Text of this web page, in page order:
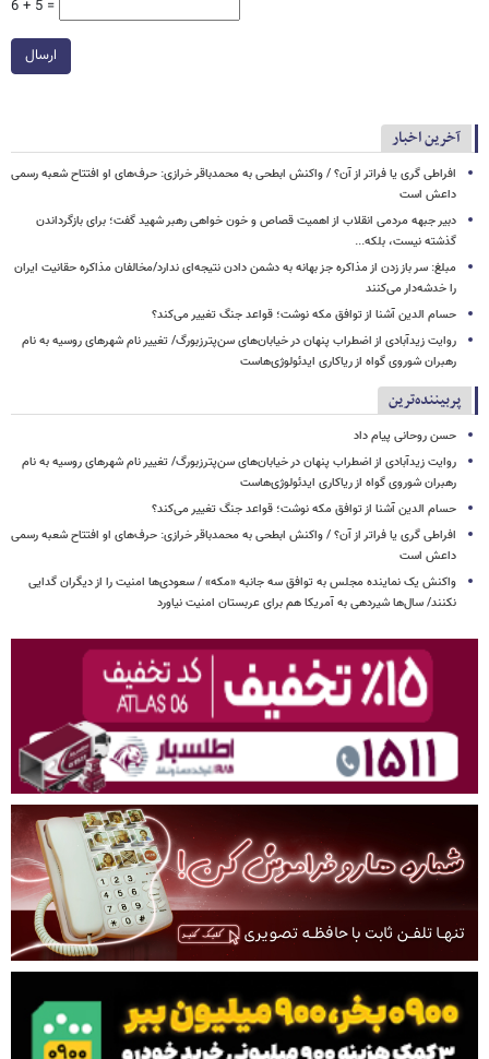
6 + 5 =
ارسال
آخرین اخبار
افراطی گری یا فراتر از آن؟ / واکنش ابطحی به محمدباقر خرازی: حرف‌های او افتتاح شعبه رسمی
داعش است
دبیر جبهه مردمی انقلاب از اهمیت قصاص و خون خواهی رهبر شهید گفت؛ برای بازگرداندن
گذشته نیست، بلکه...
مبلغ: سر باز زدن از مذاکره‌ جز بهانه به دشمن دادن نتیجه‌ای ندارد/مخالفان مذاکره حقانیت ایران
را خدشه‌دار می‌کنند
حسام الدین آشنا از توافق مکه نوشت؛ قواعد جنگ تغییر می‌کند؟
روایت زیدآبادی از اضطراب پنهان در خیابان‌های سن‌پترزبورگ/ تغییر نام شهرهای روسیه به نام
رهبران شوروی گواه از ریاکاری ایدئولوژی‌هاست
پربیننده‌ترین
حسن روحانی پیام داد
روایت زیدآبادی از اضطراب پنهان در خیابان‌های سن‌پترزبورگ/ تغییر نام شهرهای روسیه به نام
رهبران شوروی گواه از ریاکاری ایدئولوژی‌هاست
حسام الدین آشنا از توافق مکه نوشت؛ قواعد جنگ تغییر می‌کند؟
افراطی گری یا فراتر از آن؟ / واکنش ابطحی به محمدباقر خرازی: حرف‌های او افتتاح شعبه رسمی
داعش است
واکنش یک نماینده مجلس به توافق سه جانبه «مکه» / سعودی‌ها امنیت را از دیگران گدایی
نکنند/ سال‌ها شیردهی به آمریکا هم برای عربستان امنیت نیاورد